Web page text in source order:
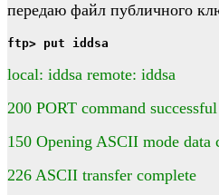
передаю файл публичного
ftp> put iddsa
local: iddsa remote: iddsa
200 PORT command successful
150 Opening ASCII mode data
226 ASCII transfer complete